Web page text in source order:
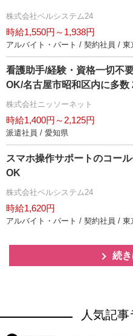
株式会社ベルシステム24
時給1,550円～1,938円
アルバイト・パート / 契約社員 / 東
看護助手/経験・資格一切不
OK/名古屋市昭和区内に多数
株式会社ニッソーネット
時給1,400円～2,125円
派遣社員 / 愛知県
スマホ操作サポートのコー
OK
株式会社ベルシステム24
時給1,620円
アルバイト・パート / 契約社員 / 東
続
人気記